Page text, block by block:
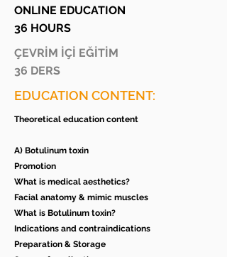
ONLINE EDUCATION
36 HOURS
ÇEVRİM İÇİ EĞİTİM
36 DERS
EDUCATION CONTENT:
Theoretical education content
A) Botulinum toxin
Promotion
What is medical aesthetics?
Facial anatomy & mimic muscles
What is Botulinum toxin?
Indications and contraindications
Preparation & Storage